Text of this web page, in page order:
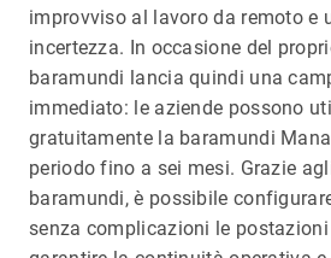
improvviso al lavoro da remoto e
incertezza. In occasione del
baramundi lancia quindi una
immediato: le aziende possono
gratuitamente la baramundi
periodo fino a sei mesi. Grazie
baramundi, è possibile
senza complicazioni le